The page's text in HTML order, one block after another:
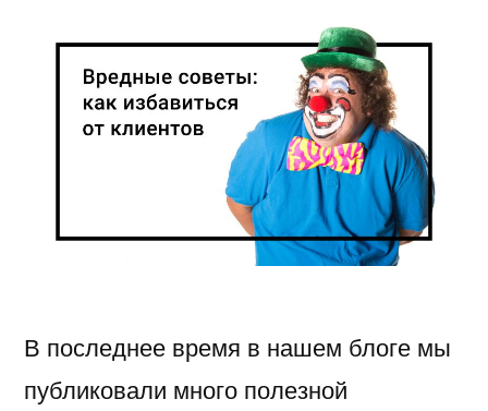
В последнее время в нашем блоге мы
публиковали много полезной